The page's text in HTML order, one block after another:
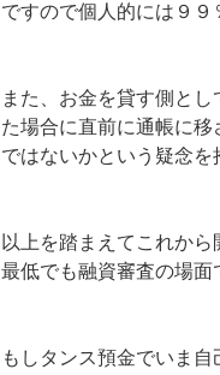
ですので個人的には９９
また、お金を貸す側と
た場合に直前に通帳に
ではないかという疑念を
以上を踏まえてこれか
最低でも融資審査の場面
もしタンス預金でいま